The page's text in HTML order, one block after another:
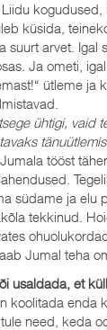
kogudused,
küsida,
suurt arvet. Igal
Ja ometi, igal
ütleme ja
ühtigi, vaid
tööst
südame ja elu
tekkinud.
Jumal teha
usaldada, et
koolitada enda
need, keda